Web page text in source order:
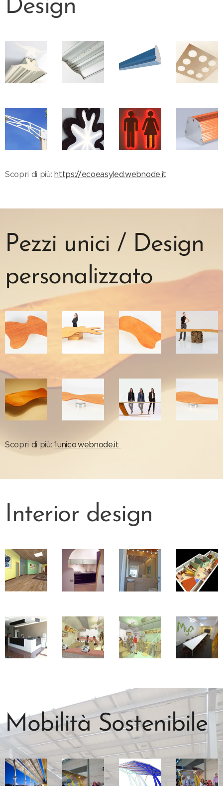
Design
Scopri di più:https://ecoeasyled.webnode.it
Pezzi unici / Design
personalizzato
Scopri di più:1unico.webnode.it
Interior design
Mobilità Sostenibile